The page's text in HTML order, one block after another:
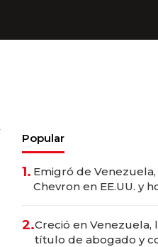
Popular
1. Emigró de
Chevron en EE.UU. y
2.Creció en Venezuela,
título de abogado y